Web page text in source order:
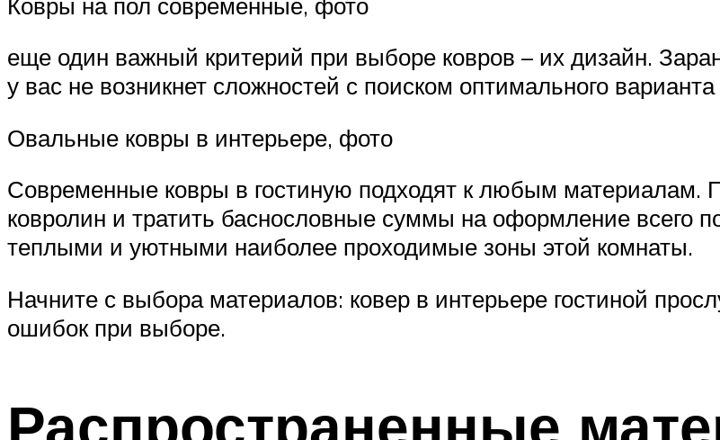
еще один важный критерий при выборе ковров – их дизайн.
у вас не возникнет сложностей с поиском оптимального
Овальные ковры в интерьере, фото
Современные ковры в гостиную подходят к любым материалам.
ковролин и тратить баснословные суммы на оформление всего
теплыми и уютными наиболее проходимые зоны этой комнаты.
Начните с выбора материалов: ковер в интерьере гостиной
ошибок при выборе.